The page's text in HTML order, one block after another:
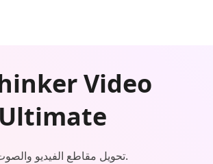
تحويل مقاطع الفيديو والصوت إلى أكثر من 1000 تنسيق.